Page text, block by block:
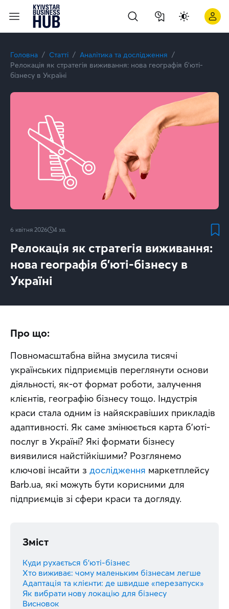
Головна Статті
Аналітика та дослідження
Релокація як стратегія виживання: нова географія б’юті-
бізнесу в Україні
6 квітня 2026 4 хв.
Релокація як стратегія виживання:
нова географія б’юті-бізнесу в
Україні
Про що:
Повномасштабна війна змусила тисячі
українських підприємців переглянути основи
діяльності, як-от формат роботи, залучення
клієнтів, географію бізнесу тощо. Індустрія
краси стала одним із найяскравіших прикладів
адаптивності. Як саме змінюється карта б’юті-
послуг в Україні? Які формати бізнесу
виявилися найстійкішими? Розглянемо
ключові інсайти з дослідження маркетплейсу
Barb.ua, які можуть бути корисними для
підприємців зі сфери краси та догляду.
Зміст
Куди рухається б’юті-бізнес
Хто виживає: чому маленьким бізнесам легше
Адаптація та клієнти: де швидше «перезапуск»
Як вибрати нову локацію для бізнесу
Висновок
Релокація як стратегія виживання: нова географія б’юті-